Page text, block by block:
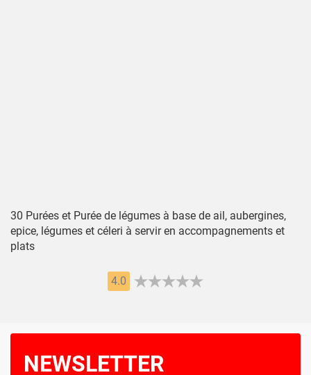
30 Purées et Purée de légumes à base de ail, aubergines,
epice, légumes et céleri à servir en accompagnements et
plats
4.0
NEWSLETTER